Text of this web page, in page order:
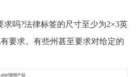
吗?法律标签的尺寸至少为2×3英
要求。有些州甚至要求对给定的